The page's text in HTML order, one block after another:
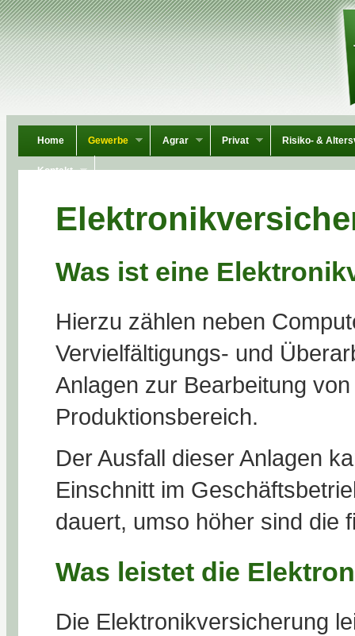
Home Gewerbe Agrar Privat Risiko- &
Kontakt
Was ist eine
Hierzu zählen neben
Vervielfältigungs- und
Anlagen zur Bearbeitung
Produktionsbereich.
Der Ausfall dieser Anlagen
Einschnitt im
dauert, umso höher sind die
Was leistet die
Die Elektronikversicherung